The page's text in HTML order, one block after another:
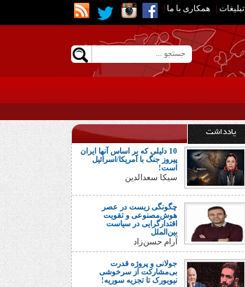
تبلیغات همکاری با ما
یادداشت
10 دلیلی که بر اساس آنها ایران
پیروز جنگ با آمریکا/اسرائیل
است!
سیکا سعدالدین
چگونگی زیست در عصر
هوش‌مصنوعی و تقویت
اقتدارگرایی در سیاست
بین‌الملل
آرام حسن‌زاد
جولانی و پروژه قدرت
بی‌مشارکت از سرخوشی
نیویورک تا تجزیه سوریه!